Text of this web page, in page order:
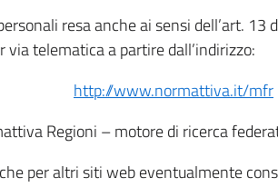
resa anche ai sensi dell’art.
telematica a partire dall’indirizzo:
http://www.normattiva.it/mfr
Regioni – motore di ricerca
per altri siti web eventualmente